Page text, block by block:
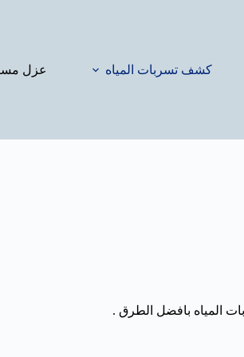
كشف تسربات المياه عزل
المياه بافضل الطرق .